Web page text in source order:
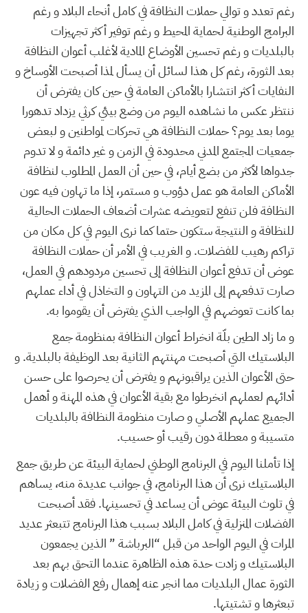
رغم تعدد و توالي حملات النظافة في كامل أنحاء البلاد و رغم
البرامج الوطنية لحماية المحيط و رغم توفير أكثر تجهيزات
بالبلديات و رغم تحسين الأوضاع المادية لأغلب أعوان النظافة
بعد الثورة، رغم كل هذا لسائل أن يسأل لمذا أصبحت الأوساخ و
النفايات أكثر انتشارا بالأماكن العامة في حين كان يفترض أن
ننتظر عكس ما نشاهده اليوم من وضع بيئي كرثي يزداد تدهورا
يوما بعد يوم؟ حملات النظافة هي تحركات لمواطنين و لبعض
جمعيات المجتمع المدني محدودة في الزمن و غير دائمة و لا تدوم
جدواها لأكثر من بضع أيام، في حين أن العمل المطلوب لنظافة
الأماكن العامة هو عمل دؤوب و مستمر، إذا ما تهاون فيه عون
النظافة فلن تنفع لتعويضه عشرات أضعاف الحملات الحالية
للنظافة و النتيجة ستكون حتما كما نرى اليوم في كل مكان من
تراكم رهيب للفضلات. و الغريب في الأمر أن حملات النظافة
عوض أن تدفع أعوان النظافة إلى تحسين مردودهم في العمل،
صارت تدفعهم إلى المزيد من التهاون و التخاذل في أداء عملهم
بما كانت تعوضهم في الواجب الذي يفترض أن يقوموا به.
و ما زاد الطين بلّة انخراط أعوان النظافة بمنظومة جمع
البلاستيك التي أصبحت مهنتهم الثانية بعد الوظيفة بالبلدية. و
حتى الأعوان الذين يراقبونهم و يفترض أن يحرصوا على حسن
أدائهم لعملهم انخرطوا مع بقية الأعوان في هذه المهنة و أهمل
الجميع عملهم الأصلي و صارت منظومة النظافة بالبلديات
متسيبة و معطلة دون رقيب أو حسيب.
إذا تأملنا اليوم في البرنامج الوطني لحماية البيئة عن طريق جمع
البلاستيك نرى أن هذا البرنامج، في جوانب عديدة منه، يساهم
في تلوث البيئة عوض أن يساعد في تحسينها. فقد أصبحت
الفضلات المنزلية في كامل البلاد بسبب هذا البرنامج تتبعثر عديد
المرات في اليوم الواحد من قبل “البرباشة ” الذين يجمعون
البلاستيك و زادت حدة هذه الظاهرة عندما التحق بهم بعد
الثورة عمال البلديات مما انجر عنه إهمال رفع الفضلات و زيادة
تبعثرها و تشتيتها.